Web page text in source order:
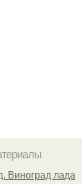
Виноград лада